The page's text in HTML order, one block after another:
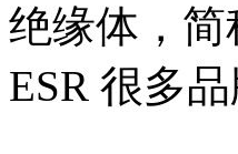
绝缘体，简
ESR 很多